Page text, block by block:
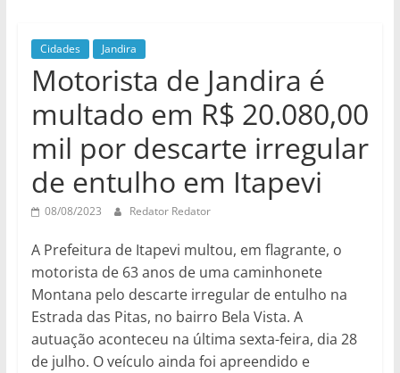
Medida
Certa!
Cidades Jandira
Motorista de Jandira é
multado em R$ 20.080,00
mil por descarte irregular
de entulho em Itapevi
08/08/2023 Redator Redator
A Prefeitura de Itapevi multou, em flagrante, o
motorista de 63 anos de uma caminhonete
Montana pelo descarte irregular de entulho na
Estrada das Pitas, no bairro Bela Vista. A
autuação aconteceu na última sexta-feira, dia 28
de julho. O veículo ainda foi apreendido e